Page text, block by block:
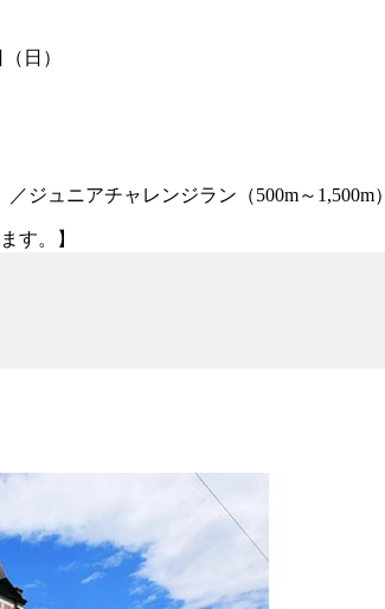
（日）
ジュニアチャレンジラン（500m～1,500m）
す。】